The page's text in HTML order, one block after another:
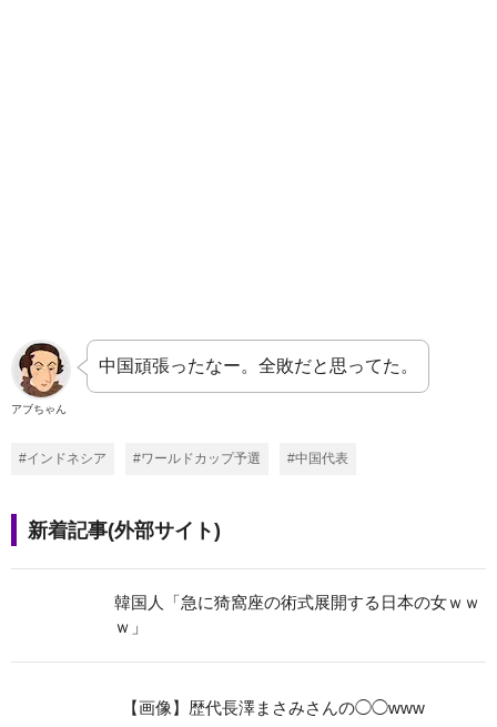
アブちゃん
中国頑張ったなー。全敗だと思ってた。
#インドネシア #ワールドカップ予選 #中国代表
新着記事(外部サイト)
韓国人「急に猗窩座の術式展開する日本の女ｗｗ
ｗ」
【画像】歴代長澤まさみさんの◯◯www